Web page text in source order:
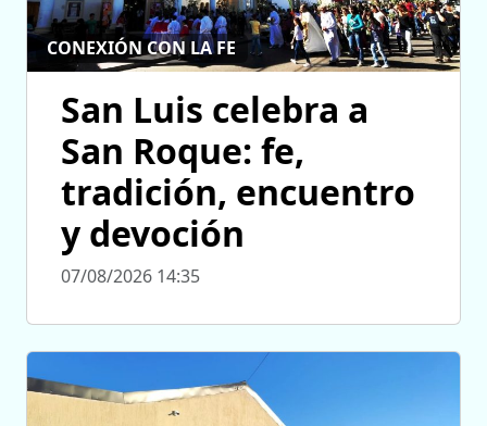
CONEXIÓN CON LA FE
San Luis celebra a
San Roque: fe,
tradición, encuentro
y devoción
07/08/2026 14:35